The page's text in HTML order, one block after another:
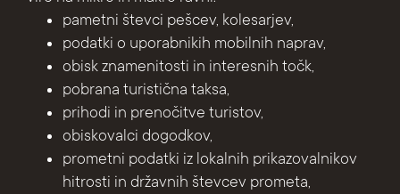
pametni števci pešcev, kolesarjev,
podatki o uporabnikih mobilnih naprav,
obisk znamenitosti in interesnih točk,
pobrana turistična taksa,
prihodi in prenočitve turistov,
obiskovalci dogodkov,
prometni podatki iz lokalnih prikazovalnikov
hitrosti in državnih števcev prometa,